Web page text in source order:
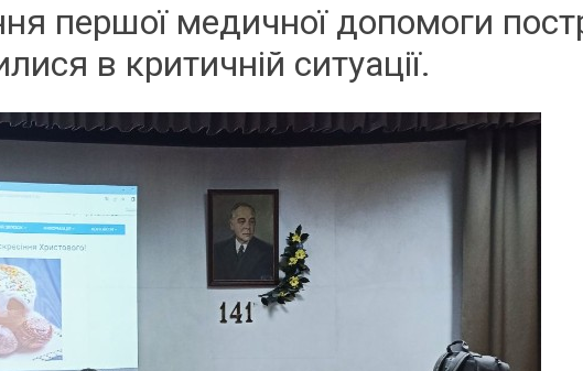
першої медичної допомоги
в критичній ситуації.